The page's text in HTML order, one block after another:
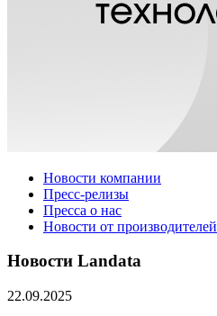
Новости компании
Пресс-релизы
Пресса о нас
Новости от производителей
Новости Landata
22.09.2025